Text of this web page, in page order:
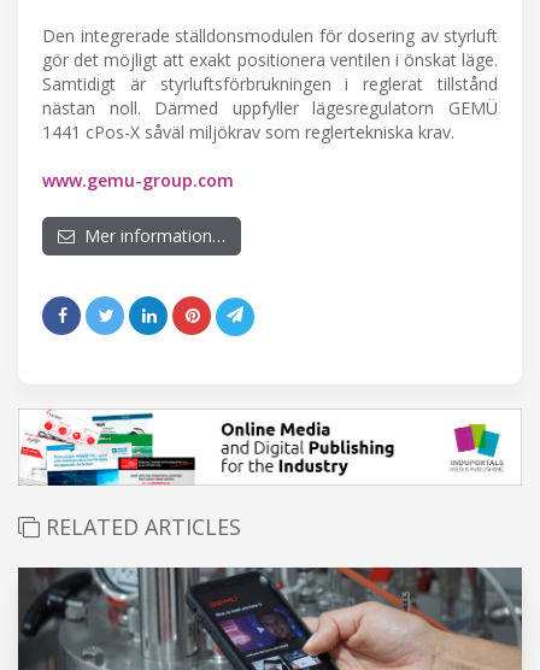
Den integrerade ställdonsmodulen för dosering av styrluft
gör det möjligt att exakt positionera ventilen i önskat läge.
Samtidigt är styrluftsförbrukningen i reglerat tillstånd
nästan noll. Därmed uppfyller lägesregulatorn GEMÜ
1441 cPos-X såväl miljökrav som reglertekniska krav.
www.gemu-group.com
Mer information…
RELATED ARTICLES